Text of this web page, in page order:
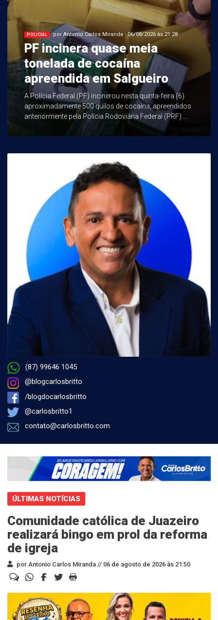
POLICIAL por Antonio Carlos Miranda - 06/08/2026 às 21:28
PF incinera quase meia
tonelada de cocaína
apreendida em Salgueiro
A Polícia Federal (PF) incinerou nesta quinta-feira (6)
aproximadamente 500 quilos de cocaína, apreendidos
anteriormente pela Polícia Rodoviária Federal (PRF) ...
(87) 99646 1045
@blogcarlosbritto
/blogdocarlosbritto
@carlosbritto1
contato@carlosbritto.com
ÚLTIMAS NOTÍCIAS
Comunidade católica de Juazeiro
realizará bingo em prol da reforma
de igreja
por Antonio Carlos Miranda // 06 de agosto de 2026 às 21:50